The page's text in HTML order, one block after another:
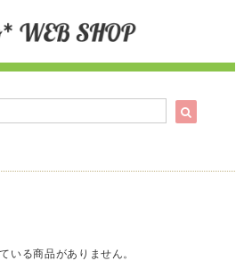
いる商品がありません。